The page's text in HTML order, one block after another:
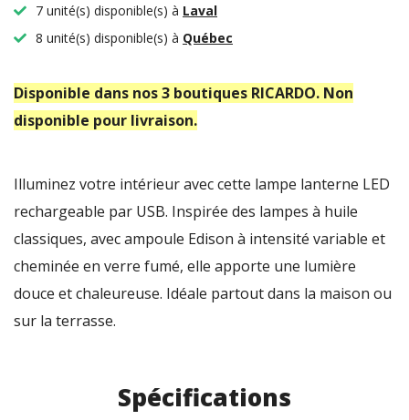
7 unité(s) disponible(s) à Laval
8 unité(s) disponible(s) à Québec
Disponible dans nos 3 boutiques RICARDO. Non
disponible pour livraison.
Illuminez votre intérieur avec cette lampe lanterne LED
rechargeable par USB. Inspirée des lampes à huile
classiques, avec ampoule Edison à intensité variable et
cheminée en verre fumé, elle apporte une lumière
douce et chaleureuse. Idéale partout dans la maison ou
sur la terrasse.
Spécifications